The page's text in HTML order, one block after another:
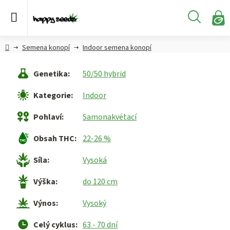
Hledat
Semena
CBD,
CBG a
HHC
konopí
Konopné
produkty
Hašiš
Kratom
HlavníSemena konopí Indoor semena konopí
Genetika:
50/50 hybrid
Kategorie:
Indoor
Pohlaví:
Samonakvétací
Obsah THC: 22-26 %
Síla:
Vysoká
Výška:
do 120 cm
Výnos:
Vysoký
Celý cyklus: 63 - 70 dní